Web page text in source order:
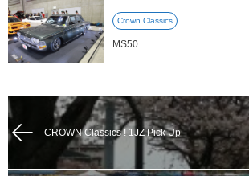
Crown Classics
MS50
CROWN Classics ! 1JZ Pick Up